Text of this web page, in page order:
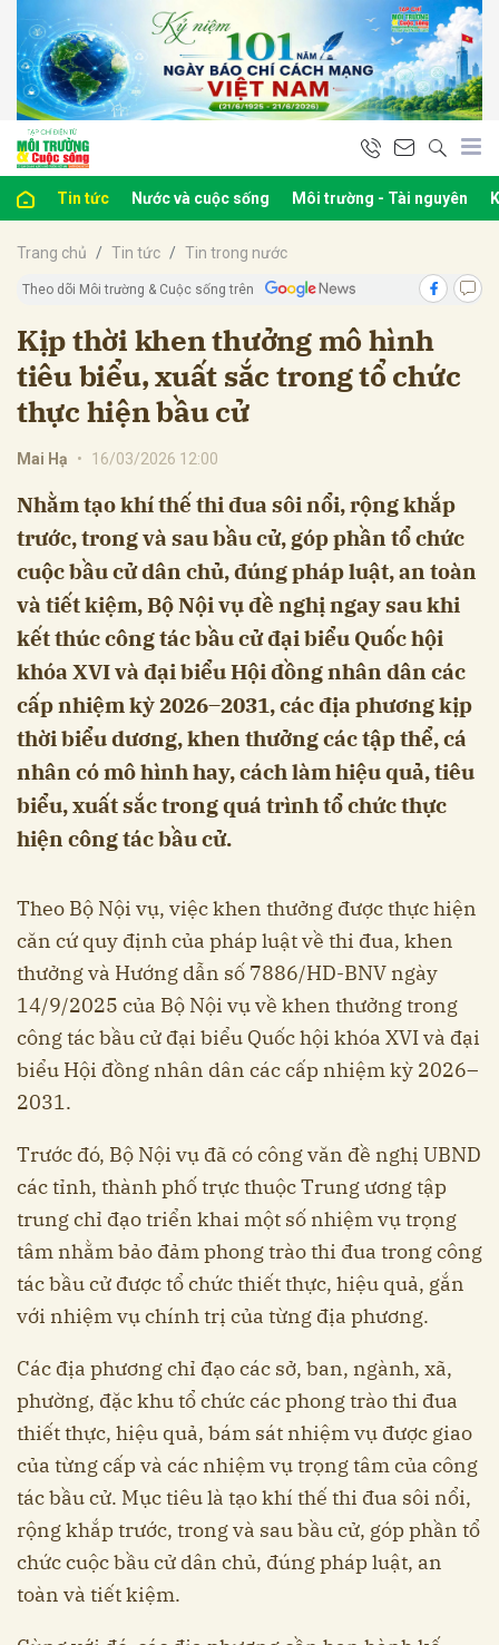
Tin tức Nước và cuộc sống Môi trường - Tài nguyên
Trang chủ Tin tức Tin trong nước
Theo dõi Môi trường & Cuộc sống trên
Kịp thời khen thưởng mô hình
tiêu biểu, xuất sắc trong tổ chức
thực hiện bầu cử
Mai Hạ • 16/03/2026 12:00
Nhằm tạo khí thế thi đua sôi nổi, rộng khắp
trước, trong và sau bầu cử, góp phần tổ chức
cuộc bầu cử dân chủ, đúng pháp luật, an toàn
và tiết kiệm, Bộ Nội vụ đề nghị ngay sau khi
kết thúc công tác bầu cử đại biểu Quốc hội
khóa XVI và đại biểu Hội đồng nhân dân các
cấp nhiệm kỳ 2026–2031, các địa phương kịp
thời biểu dương, khen thưởng các tập thể, cá
nhân có mô hình hay, cách làm hiệu quả, tiêu
biểu, xuất sắc trong quá trình tổ chức thực
hiện công tác bầu cử.
Theo Bộ Nội vụ, việc khen thưởng được thực hiện
căn cứ quy định của pháp luật về thi đua, khen
thưởng và Hướng dẫn số 7886/HD-BNV ngày
14/9/2025 của Bộ Nội vụ về khen thưởng trong
công tác bầu cử đại biểu Quốc hội khóa XVI và đại
biểu Hội đồng nhân dân các cấp nhiệm kỳ 2026–
2031.
Trước đó, Bộ Nội vụ đã có công văn đề nghị UBND
các tỉnh, thành phố trực thuộc Trung ương tập
trung chỉ đạo triển khai một số nhiệm vụ trọng
tâm nhằm bảo đảm phong trào thi đua trong công
tác bầu cử được tổ chức thiết thực, hiệu quả, gắn
với nhiệm vụ chính trị của từng địa phương.
Các địa phương chỉ đạo các sở, ban, ngành, xã,
phường, đặc khu tổ chức các phong trào thi đua
thiết thực, hiệu quả, bám sát nhiệm vụ được giao
của từng cấp và các nhiệm vụ trọng tâm của công
tác bầu cử. Mục tiêu là tạo khí thế thi đua sôi nổi,
rộng khắp trước, trong và sau bầu cử, góp phần tổ
chức cuộc bầu cử dân chủ, đúng pháp luật, an
toàn và tiết kiệm.
luận
Hủy